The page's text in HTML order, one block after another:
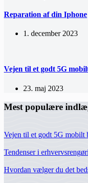
Reparation af din Iphone
1. december 2023
Vejen til et godt 5G
23. maj 2023
Mest populære
Vejen til et godt 5G mobilt
Tendenser i
Hvordan vælger du det